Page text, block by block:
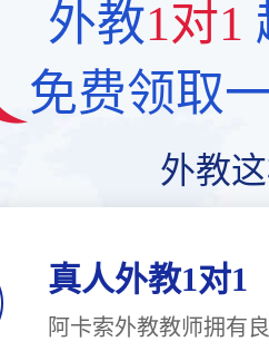
外教1对1
免费领取
外教
真人外教1对1
阿卡索外教教师拥有